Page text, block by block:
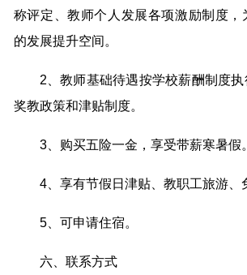
称评定、教师个人发展各项激励制度，
的发展提升空间。
2、教师基础待遇按学校薪酬制度
奖教政策和津贴制度。
3、购买五险一金，享受带薪寒暑假。
4、享有节假日津贴、教职工旅游、
5、可申请住宿。
六、联系方式